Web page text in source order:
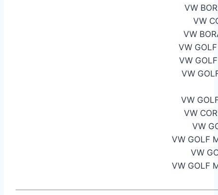
VW
VW
VW
VW
VW
VW
VW
VW
VW
VW GOLF
VW
VW GOLF